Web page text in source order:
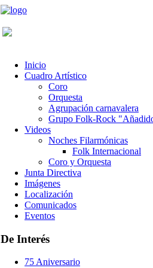
Inicio
Cuadro Artístico
Coro
Orquesta
Agrupación carnavalera
Grupo Folk-Rock
Videos
Noches Filarmónicas
Folk Internacional
Coro y Orquesta
Junta Directiva
Imágenes
Localización
Comunicados
Eventos
De Interés
75 Aniversario